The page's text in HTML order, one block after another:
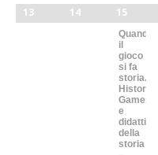
13 14 15
Quando
il
gioco
si fa
storia.
Historical
Games
e
didattica
della
storia